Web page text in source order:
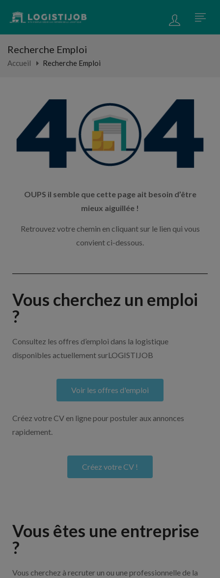
Recherche Emploi
Accueil Recherche Emploi
OUPS il semble que cette page ait besoin d’être
mieux aiguillée !
Retrouvez votre chemin en cliquant sur le lien qui vous
convient ci-dessous.
Vous cherchez un emploi
?
Consultez les offres d’emploi dans la logistique
disponibles actuellement surLOGISTIJOB
Voir les offres d'emploi
Créez votre CV en ligne pour postuler aux annonces
rapidement.
Créez votre CV !
Vous êtes une entreprise
?
Vous cherchez à recruter un ou une professionnelle de la